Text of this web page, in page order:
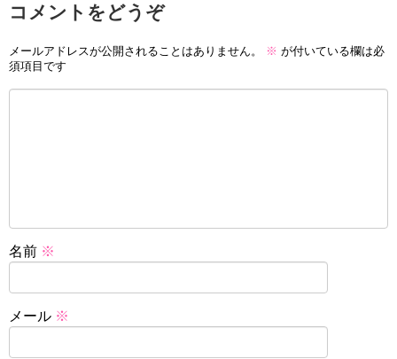
コメントをどうぞ
メールアドレスが公開されることはありません。 ※ が付いている欄は必
須項目です
名前 ※
メール ※